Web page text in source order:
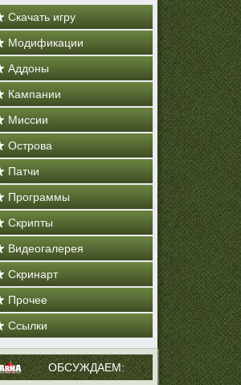
Скачать игру
Модификации
Аддоны
Кампании
Миссии
Острова
Патчи
Программы
Скрипты
Видеогалерея
Скринарт
Прочее
Ссылки
ОБСУЖДАЕМ: